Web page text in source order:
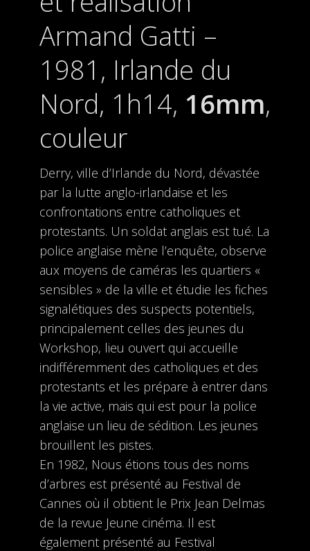
Armand Gatti –
1981, Irlande du
Nord, 1h14, 16mm,
couleur
Derry, ville d’Irlande du Nord, dévastée
par la lutte anglo-irlandaise et les
confrontations entre catholiques et
protestants. Un soldat anglais est tué. La
police anglaise mène l’enquête, observe
aux moyens de caméras les quartiers «
sensibles » de la ville et étudie les fiches
signalétiques des suspects potentiels,
principalement celles des jeunes du
Workshop, lieu ouvert qui accueille
indifféremment des catholiques et des
protestants et les prépare à entrer dans
la vie active, mais qui est pour la police
anglaise un lieu de sédition. Les jeunes
brouillent les pistes.
En 1982, Nous étions tous des noms
d’arbres est présenté au Festival de
Cannes où il obtient le Prix Jean Delmas
de la revue Jeune cinéma. Il est
également présenté au Festival